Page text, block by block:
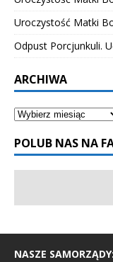
Uroczystość Matki
Odpust Porcjunkuli.
ARCHIWA
POLUB NAS NA
NASZE SAMORZĄDY: